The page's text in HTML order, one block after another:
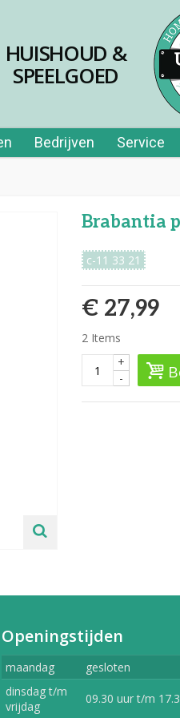
HUISHOUD &
SPEELGOED
Bedrijven Service
Brabantia
c-11 33 21
€ 27,99
2 Items
-
+
Openingstijden
maandag
gesloten
dinsdag t/m
vrijdag
09.30 uur t/m